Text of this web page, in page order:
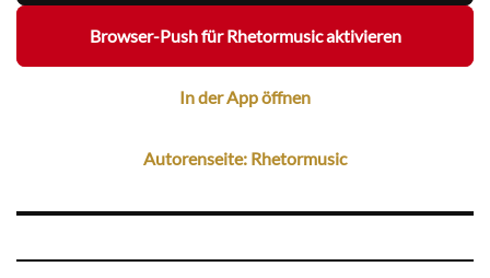
Browser-Push für Rhetormusic aktivieren
In der App öffnen
Autorenseite: Rhetormusic